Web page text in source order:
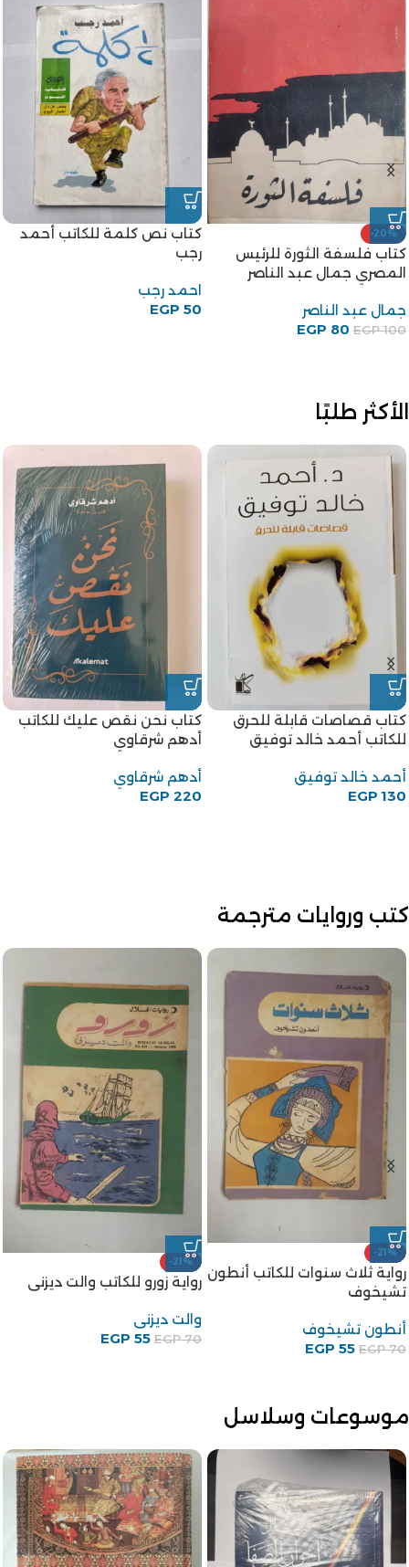
-20%
كتاب فلسفة الثورة للرئيس
المصري جمال عبد الناصر
جمال عبد الناصر
EGP100
EGP 80
كتاب نص كلمة للكاتب أحمد
رجب
احمد رجب
EGP 50
الأكثر طلبًا
كتاب قصاصات قابلة للحرق
للكاتب أحمد خالد توفيق
أحمد خالد توفيق
EGP 130
كتاب نحن نقص عليك للكاتب
أدهم شرقاوي
أدهم شرقاوي
EGP 220
كتب وروايات مترجمة
-21%
رواية ثلاث سنوات للكاتب أنطون
تشيخوف
أنطون تشيخوف
EGP70
EGP 55
-21%
رواية زورو للكاتب والت ديزنى
والت ديزنى
EGP70
EGP 55
موسوعات وسلاسل